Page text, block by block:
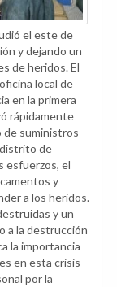
el este de
y dejando un
de heridos. El
local de
en la primera
rápidamente
de suministros
distrito de
esfuerzos, el
y
a los heridos.
y un
a la destrucción
la importancia
en esta crisis
por la